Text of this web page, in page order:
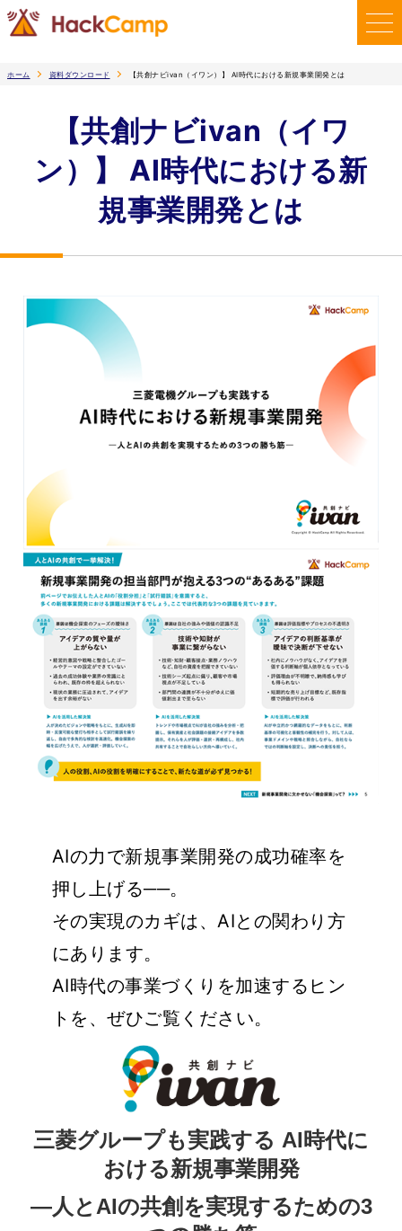
ホーム 資料ダウンロード 【共創ナビivan（イワン）】 AI時代における新規事業開発とは
【共創ナビivan（イワ
ン）】 AI時代における新
規事業開発とは
AIの力で新規事業開発の成功確率を
押し上げる──。
その実現のカギは、AIとの関わり方
にあります。
AI時代の事業づくりを加速するヒン
トを、ぜひご覧ください。